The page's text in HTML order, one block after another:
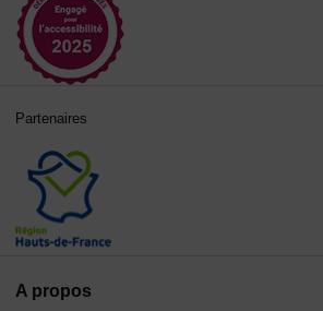
A propos
Partenaires